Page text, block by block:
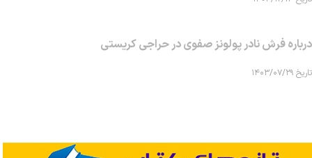
درباره فرش نادر پولونز صفوی در حراجی کریستی
تاریخ ۱۴۰۳/۰۷/۲۹